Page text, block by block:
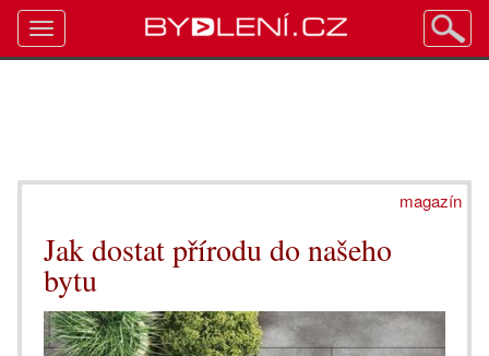
magazín
Jak dostat přírodu do našeho
bytu
Toggle
navigation